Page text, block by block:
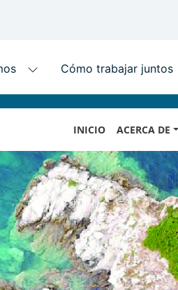
content
NAVIGATION
INICIO ACERCA DE